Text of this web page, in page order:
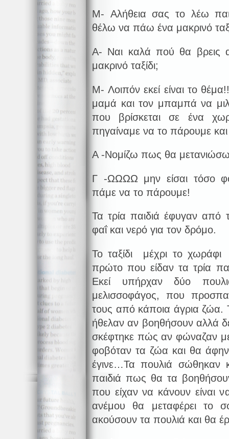
M- Αλήθεια σας το λέω
θέλω να πάω ένα μακρινό
Α- Ναι καλά πού θα βρεις
μακρινό ταξίδι;
M- Λοιπόν εκεί είναι το
μαμά και τον μπαμπά να
που βρίσκεται σε ένα
πηγαίναμε να το πάρουμε και
Α -Νομίζω πως θα
Γ -ΩΩΩΩ μην είσαι τόσο
πάμε να το πάρουμε!
Τα τρία παιδιά έφυγαν από
φαΐ και νερό για τον δρόμο.
Το ταξίδι μέχρι το
πρώτο που είδαν τα τρία
Εκεί υπήρχαν δύο
μελισσοφάγος, που
τους από κάποια άγρια ζώα.
ήθελαν αν βοηθήσουν αλλά
σκέφτηκε πώς αν φώναζαν
φοβόταν τα ζώα και θα
έγινε…Τα πουλιά σώθηκαν
παιδιά πως θα τα
που είχαν να κάνουν είναι
ανέμου θα μεταφέρει το
ακούσουν τα πουλιά και θα